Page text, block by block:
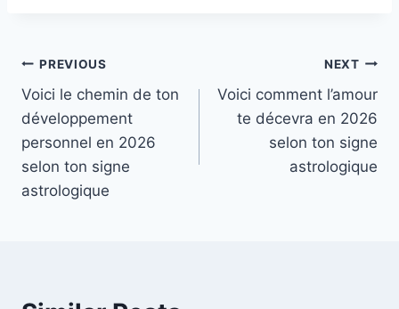
Post
navigation
PREVIOUS
Voici le chemin de ton
développement
personnel en 2026
selon ton signe
astrologique
NEXT
Voici comment l’amour
te décevra en 2026
selon ton signe
astrologique